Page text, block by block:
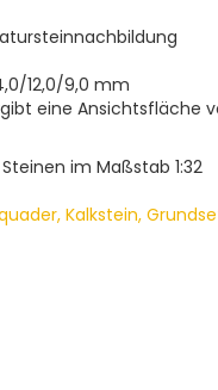
12,0/9,0 mm
eine Ansichtsfläche
im Maßstab 1:32
Kalkstein,